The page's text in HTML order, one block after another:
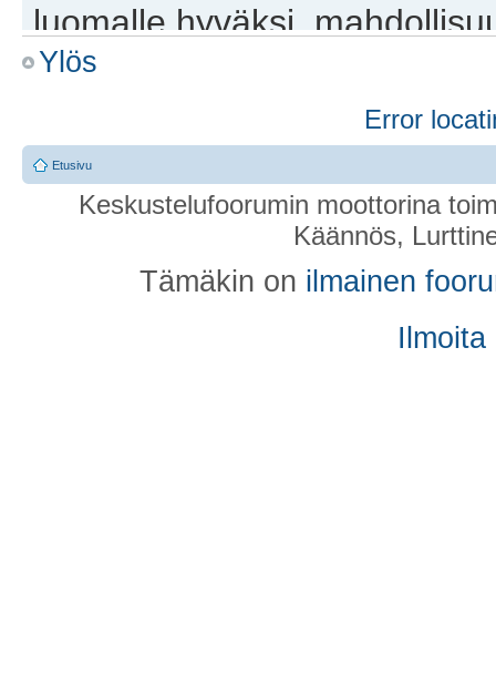
luomalle hyväksi,
Raamatun UT, Kristuksen
Totuuteen perustuvien ja
Luvalisen, = Laillisen
ja kehoitusten mukainen ja
KAIKKI muut vaihtoehtdot
päin.Sinne HIRMUISEKSI
Ylös
Error
Etusivu
Keskustelufoorumin moottorina
Käännös,
Tämäkin on ilmainen